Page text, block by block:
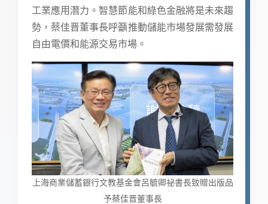
工業應用潛力。智慧節能和綠色金融將是未來趨
勢，蔡佳晋董事長呼籲推動儲能市場發展需發展
自由電價和能源交易市場。
上海商業儲蓄銀行文教基金會呂毓卿祕書長致贈出版品
予蔡佳晋董事長